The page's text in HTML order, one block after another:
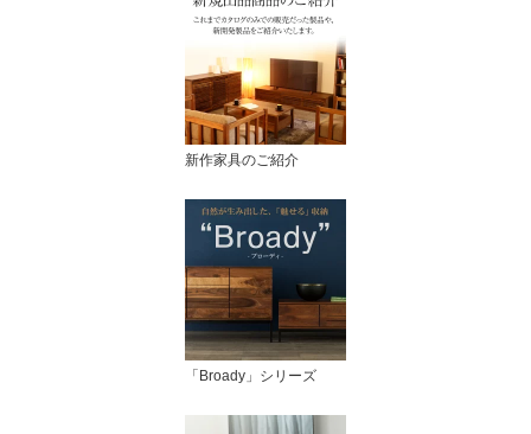
新作家具のご紹介
「Broady」シリーズ